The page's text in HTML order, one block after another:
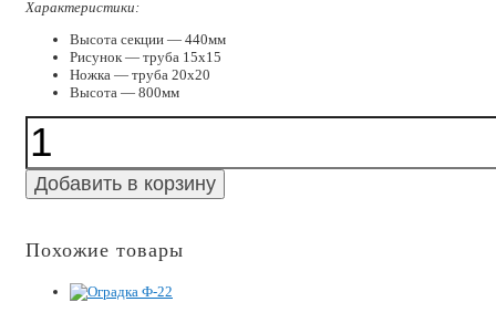
Характеристики:
Высота секции — 440мм
Рисунок — труба 15х15
Ножка — труба 20х20
Высота — 800мм
Количество
Оградка
Ф-18
Добавить в корзину
Похожие товары